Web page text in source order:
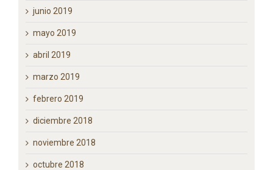
julio 2019
junio 2019
mayo 2019
abril 2019
marzo 2019
febrero 2019
diciembre 2018
noviembre 2018